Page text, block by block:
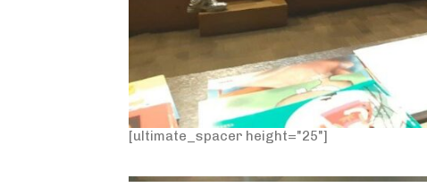
[ultimate_spacer height="25"]